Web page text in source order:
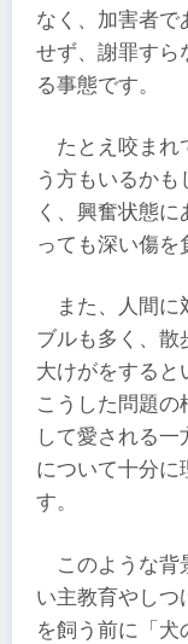
なく、加害者で
せず、謝罪すら
る事態です。
たとえ咬まれ
う方もいるか
く、興奮状態
っても深い傷を
また、人間に
ブルも多く、散
大けがをすると
こうした問題の
して愛される
について十分に
す。
このような背
い主教育やしつ
を飼う前に「犬